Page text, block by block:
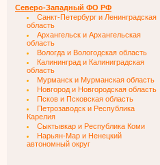
Северо-Западный ФО РФ
Санкт-Петербург и Ленинградская
область
Архангельск и Архангельская
область
Вологда и Вологодская область
Калининград и Калиниградская
область
Мурманск и Мурманская область
Новгород и Новгородская область
Псков и Псковская область
Петрозаводск и Республика
Карелия
Сыктывкар и Республика Коми
Нарьян-Мар и Ненецкий
автономный округ